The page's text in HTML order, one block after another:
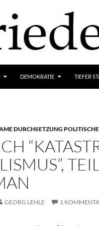
DEMOKRATIE TIEFER
DURCHSETZUNG
GEORG LEHLE 1